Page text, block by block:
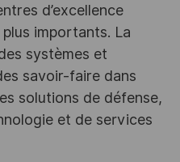
d’excellence
importants. La
systèmes et
savoir-faire dans
solutions de défense,
et de services